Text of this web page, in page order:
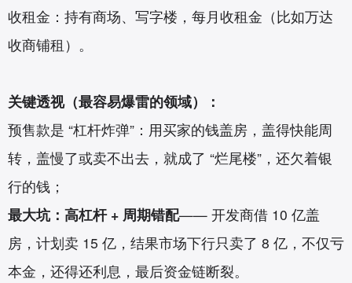
收租金：持有商场、写字楼，每月收租金（比如万达
收商铺租）。
关键透视（最容易爆雷的领域）：
预售款是 “杠杆炸弹”：用买家的钱盖房，盖得快能周
转，盖慢了或卖不出去，就成了 “烂尾楼”，还欠着银
行的钱；
最大坑：高杠杆 + 周期错配—— 开发商借 10 亿盖
房，计划卖 15 亿，结果市场下行只卖了 8 亿，不仅亏
本金，还得还利息，最后资金链断裂。